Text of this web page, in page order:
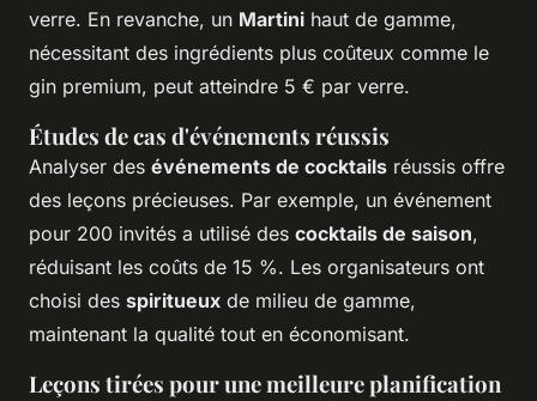
verre. En revanche, un Martini haut de gamme,
nécessitant des ingrédients plus coûteux comme le
gin premium, peut atteindre 5 € par verre.
Études de cas d'événements réussis
Analyser des événements de cocktails réussis offre
des leçons précieuses. Par exemple, un événement
pour 200 invités a utilisé des cocktails de saison,
réduisant les coûts de 15 %. Les organisateurs ont
choisi des spiritueux de milieu de gamme,
maintenant la qualité tout en économisant.
Leçons tirées pour une meilleure planification